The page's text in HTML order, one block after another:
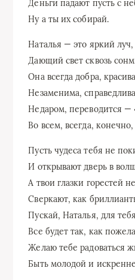
Деньги падают пусть с
Ну а ты их собирай.
Наталья — это яркий луч,
Дающий свет сквозь
Она всегда добра,
Незаменима,
Недаром, переводится —
Во всем, всегда,
Пусть чудеса тебя не
И открывают дверь в
А твои глазки горестей
Сверкают, как
Пускай, Наталья, для
Все будет так, как
Желаю тебе радоваться
Быть молодой и